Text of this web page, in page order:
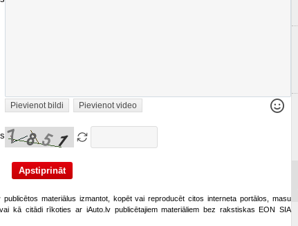
Pievienot bildi Pievienot video
publicētos materiālus izmantot, kopēt vai reproducēt citos interneta portālos, masu
kā citādi rīkoties ar iAuto.lv publicētajiem materiāliem bez rakstiskas EON SIA